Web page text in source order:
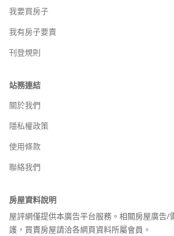
我要買房子
我有房子要賣
刊登規則
站務連結
關於我們
隱私權政策
使用條款
聯絡我們
房屋資料說明
屋評網僅提供本廣告平台服務。相關房屋廣告/
護，買賣房屋請洽各網頁資料所屬會員。